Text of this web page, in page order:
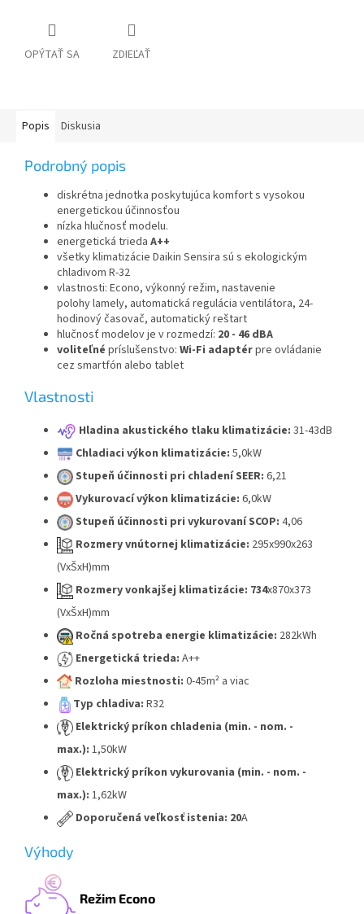
OPÝTAŤ SA ZDIEĽAŤ
Popis Diskusia
Podrobný popis
diskrétna jednotka poskytujúca komfort s vysokou
energetickou účinnosťou
nízka hlučnosť modelu.
energetická trieda A++
všetky klimatizácie Daikin Sensira sú s ekologickým
chladivom R-32
vlastnosti: Econo, výkonný režim, nastavenie
polohy lamely, automatická regulácia ventilátora, 24-
hodinový časovač, automatický reštart
hlučnosť modelov je v rozmedzí: 20 - 46 dBA
voliteľné príslušenstvo: Wi-Fi adaptérpre ovládanie
cez smartfón alebo tablet
Vlastnosti
Hladina akustického tlaku klimatizácie: 31-43dB
Chladiaci výkon klimatizácie: 5,0kW
Stupeň účinnosti pri chladení SEER: 6,21
Vykurovací výkon klimatizácie: 6,0kW
Stupeň účinnosti pri vykurovaní SCOP: 4,06
Rozmery vnútornej klimatizácie: 295x990x263
(VxŠxH)mm
Rozmery vonkajšej klimatizácie: 734x870x373
(VxŠxH)mm
Ročná spotreba energie klimatizácie: 282kWh
Energetická trieda: A++
Rozloha miestnosti: 0-45m² a viac
Typ chladiva: R32
Elektrický príkon chladenia (min. - nom. -
max.): 1,50kW
Elektrický príkon vykurovania (min. - nom. -
max.): 1,62kW
Doporučená veľkosť istenia: 20A
Výhody
Režim Econo